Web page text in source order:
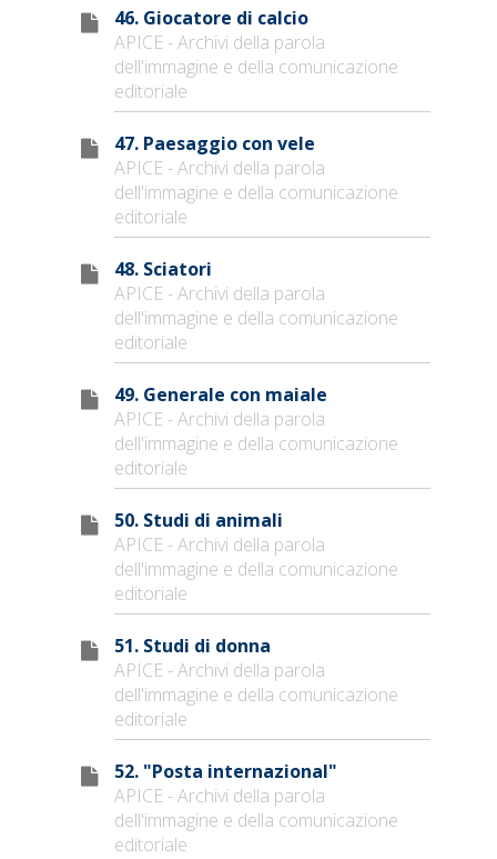
46. Giocatore di calcio
APICE - Archivi della parola
dell'immagine e della comunicazione
editoriale
47. Paesaggio con vele
APICE - Archivi della parola
dell'immagine e della comunicazione
editoriale
48. Sciatori
APICE - Archivi della parola
dell'immagine e della comunicazione
editoriale
49. Generale con maiale
APICE - Archivi della parola
dell'immagine e della comunicazione
editoriale
50. Studi di animali
APICE - Archivi della parola
dell'immagine e della comunicazione
editoriale
51. Studi di donna
APICE - Archivi della parola
dell'immagine e della comunicazione
editoriale
52. "Posta internazional"
APICE - Archivi della parola
dell'immagine e della comunicazione
editoriale